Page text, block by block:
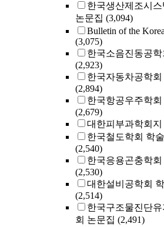
한국생산제조시
논문집 (3,094)
Bulletin of the
(3,075)
한국소음진동공
(2,923)
한국자동차공학
(2,894)
한국항공우주학
(2,679)
대한피부과학회지
한국철도학회 학
(2,540)
한국응용곤충학
(2,530)
대한설비공학회
(2,514)
한국구조물진단
회 논문집 (2,491)